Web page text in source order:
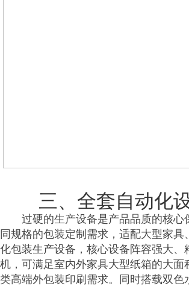
三、全套自动化
过硬的生产设备是产品品质的核
同规格的包装定制需求，适配大型家
化包装生产设备，核心设备阵容强大
机，可满足室内外家具大型纸箱的大
类高端外包装印刷需求。同时搭载双